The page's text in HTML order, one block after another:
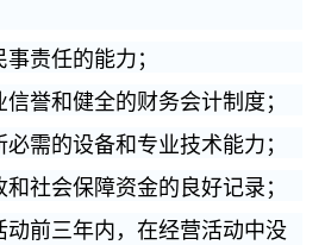
责任的能力；
誉和健全的财务会计制度；
需的设备和专业技术能力；
社会保障资金的良好记录；
动前三年内，在经营活动中没